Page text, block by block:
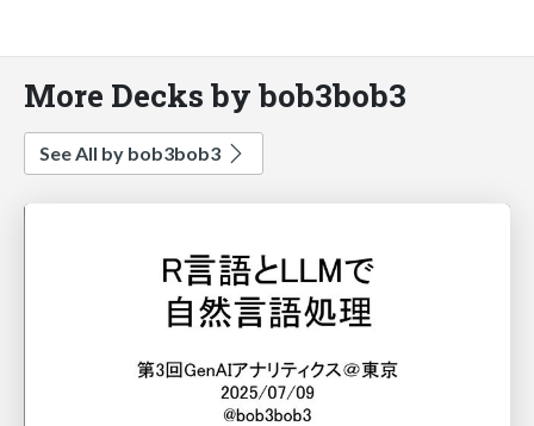
More Decks by bob3bob3
See All by bob3bob3